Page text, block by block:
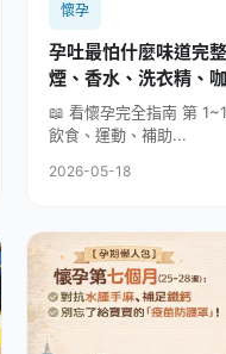
懷孕
孕吐最怕什麼味道完
煙、香水、洗衣精、
開比較舒服
📖 看懷孕完全指南 第
飲食、運動、補助...
2026-05-18